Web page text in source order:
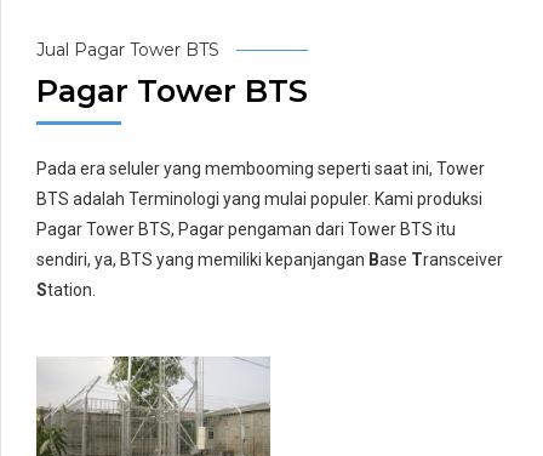
Jual Pagar Tower BTS
Pagar Tower BTS
Pada era seluler yang membooming seperti saat ini, Tower
BTS adalah Terminologi yang mulai populer. Kami produksi
Pagar Tower BTS, Pagar pengaman dari Tower BTS itu
sendiri, ya, BTS yang memiliki kepanjangan Base Transceiver
Station.